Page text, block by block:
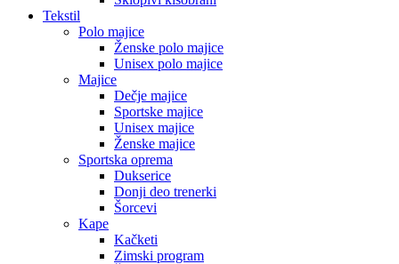
Tekstil
Polo majice
Ženske polo majice
Unisex polo majice
Majice
Dečje majice
Sportske majice
Unisex majice
Ženske majice
Sportska oprema
Dukserice
Donji deo trenerki
Šorcevi
Kape
Kačketi
Zimski program